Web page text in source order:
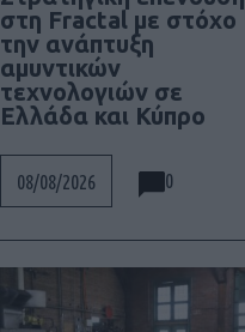
στη Fractal με στόχο
την ανάπτυξη
αμυντικών
τεχνολογιών σε
Ελλάδα και Κύπρο
08/08/2026 0